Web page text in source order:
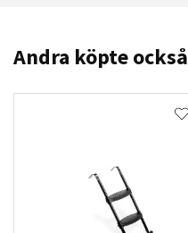
Andra köpte också